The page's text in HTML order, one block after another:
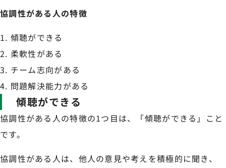
協調性がある人の特徴
傾聴ができる
柔軟性がある
チーム志向がある
問題解決能力がある
傾聴ができる
協調性がある人の特徴の1つ目は、「傾聴ができる」こと
です。
協調性がある人は、他人の意見や考えを積極的に聞き、